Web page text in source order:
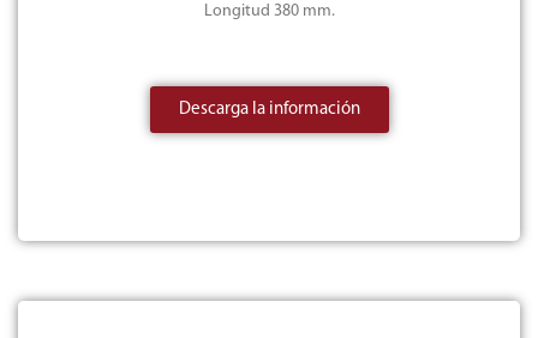
Longitud 380 mm.
Descarga la información